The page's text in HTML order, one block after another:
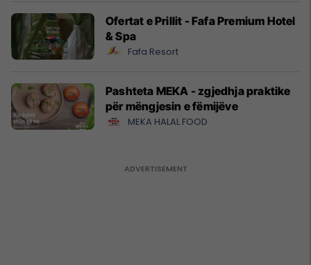
Ofertat e Prillit - Fafa Premium Hotel
& Spa
Fafa Resort
Pashteta MEKA - zgjedhja praktike
për mëngjesin e fëmijëve
MEKA HALAL FOOD